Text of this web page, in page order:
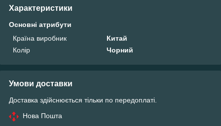
Характеристики
Основні атрибути
Країна виробник
Китай
Колір
Чорний
Умови доставки
Доставка здійснюється тільки по передоплаті.
Нова Пошта